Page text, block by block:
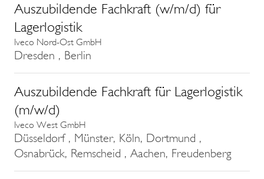
Auszubildende Fachkraft (w/m/d) für
Lagerlogistik
Iveco Nord-Ost GmbH
Dresden , Berlin
Auszubildende Fachkraft für Lagerlogistik
(m/w/d)
Iveco West GmbH
Düsseldorf , Münster, Köln, Dortmund ,
Osnabrück, Remscheid , Aachen, Freudenberg